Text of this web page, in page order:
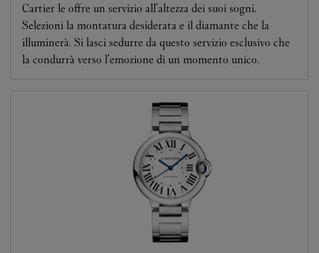
Cartier le offre un servizio all'altezza dei suoi sogni.
Selezioni la montatura desiderata e il diamante che la
illuminerà. Si lasci sedurre da questo servizio esclusivo che
la condurrà verso l'emozione di un momento unico.